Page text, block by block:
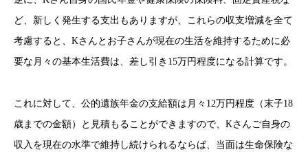
ど、新しく発生する支出もありますが、これらの収支増減を全て
考慮すると、Kさんとお子さんが現在の生活を維持するために必
要な月々の基本生活費は、差し引き15万円程度になる計算です。
これに対して、公的遺族年金の支給額は月々12万円程度（末子18
歳までの金額）と見積もることができますので、Kさんご自身の
収入を現在の水準で維持し続けられるならば、当面は生命保険な